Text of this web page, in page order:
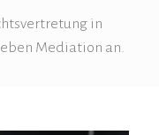
in
Mediation an.